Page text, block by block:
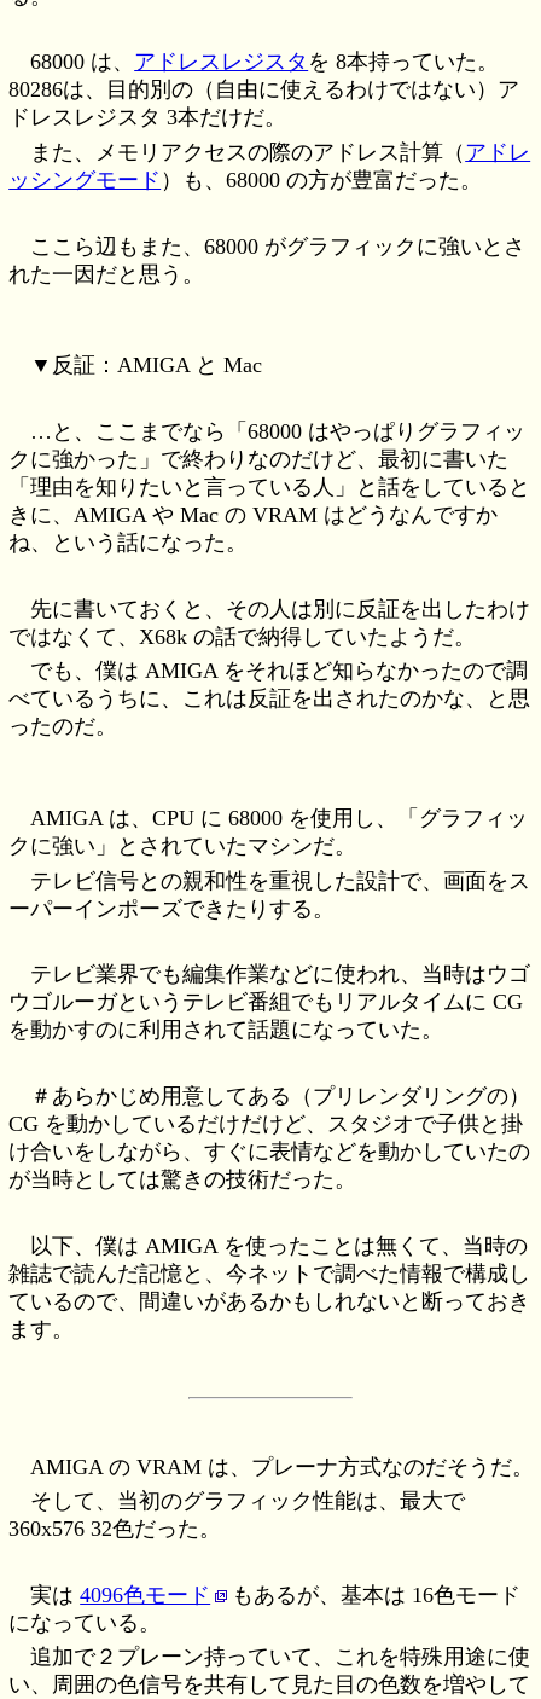
68000 は、 アドレスレジスタ を 8本持っていた。
80286は、目的別の（自由に使えるわけではない）ア
ドレスレジスタ 3本だけだ。
また、メモリアクセスの際のアドレス計算（ アドレ
ッシングモード ）も、68000 の方が豊富だった。
ここら辺もまた、68000 がグラフィックに強いとさ
れた一因だと思う。
▼反証：AMIGA と Mac
…と、ここまでなら「68000 はやっぱりグラフィッ
クに強かった」で終わりなのだけど、最初に書いた
「理由を知りたいと言っている人」と話をしていると
きに、AMIGA や Mac の VRAM はどうなんですか
ね、という話になった。
先に書いておくと、その人は別に反証を出したわけ
ではなくて、X68k の話で納得していたようだ。
でも、僕は AMIGA をそれほど知らなかったので調
べているうちに、これは反証を出されたのかな、と思
ったのだ。
AMIGA は、CPU に 68000 を使用し、「グラフィッ
クに強い」とされていたマシンだ。
テレビ信号との親和性を重視した設計で、画面をス
ーパーインポーズできたりする。
テレビ業界でも編集作業などに使われ、当時はウゴ
ウゴルーガというテレビ番組でもリアルタイムに CG
を動かすのに利用されて話題になっていた。
＃あらかじめ用意してある（プリレンダリングの）
CG を動かしているだけだけど、スタジオで子供と掛
け合いをしながら、すぐに表情などを動かしていたの
が当時としては驚きの技術だった。
以下、僕は AMIGA を使ったことは無くて、当時の
雑誌で読んだ記憶と、今ネットで調べた情報で構成し
ているので、間違いがあるかもしれないと断っておき
ます。
AMIGA の VRAM は、プレーナ方式なのだそうだ。
そして、当初のグラフィック性能は、最大で
360x576 32色だった。
実は4096色モード
もあるが、基本は 16色モード
になっている。
追加で２プレーン持っていて、これを特殊用途に使
い、周囲の色信号を共有して見た目の色数を増やして